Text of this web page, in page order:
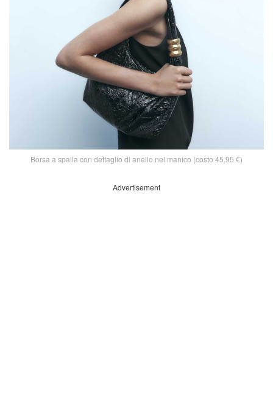
Borsa a spalla con dettaglio di anello nel manico (costo 45,95 €)
Advertisement